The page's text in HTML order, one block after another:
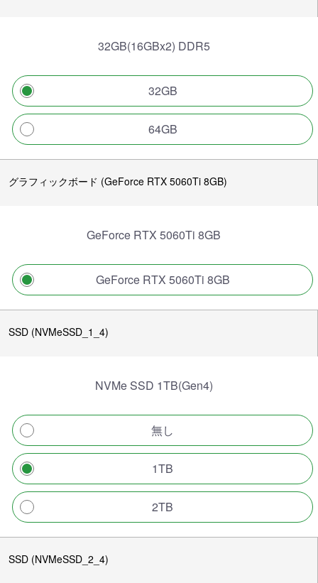
32GB(16GBx2) DDR5
32GB
64GB
グラフィックボード (GeForce RTX 5060Ti 8GB)
GeForce RTX 5060Ti 8GB
GeForce RTX 5060Ti 8GB
SSD (NVMeSSD_1_4)
NVMe SSD 1TB(Gen4)
無し
1TB
2TB
SSD (NVMeSSD_2_4)